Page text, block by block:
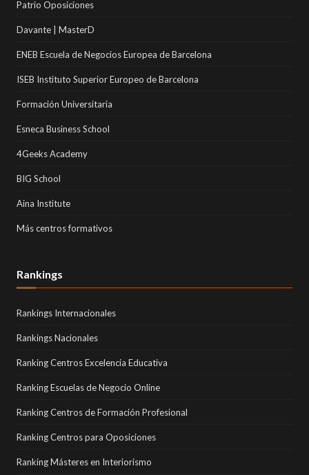
Patrio Oposiciones
Davante | MasterD
ENEB Escuela de Negocios Europea de Barcelona
ISEB Instituto Superior Europeo de Barcelona
Formación Universitaria
Esneca Business School
4Geeks Academy
BIG School
Aina Institute
Más centros formativos
Rankings
Rankings Internacionales
Rankings Nacionales
Ranking Centros Excelencia Educativa
Ranking Escuelas de Negocio Online
Ranking Centros de Formación Profesional
Ranking Centros para Oposiciones
Ranking Másteres en Interiorismo